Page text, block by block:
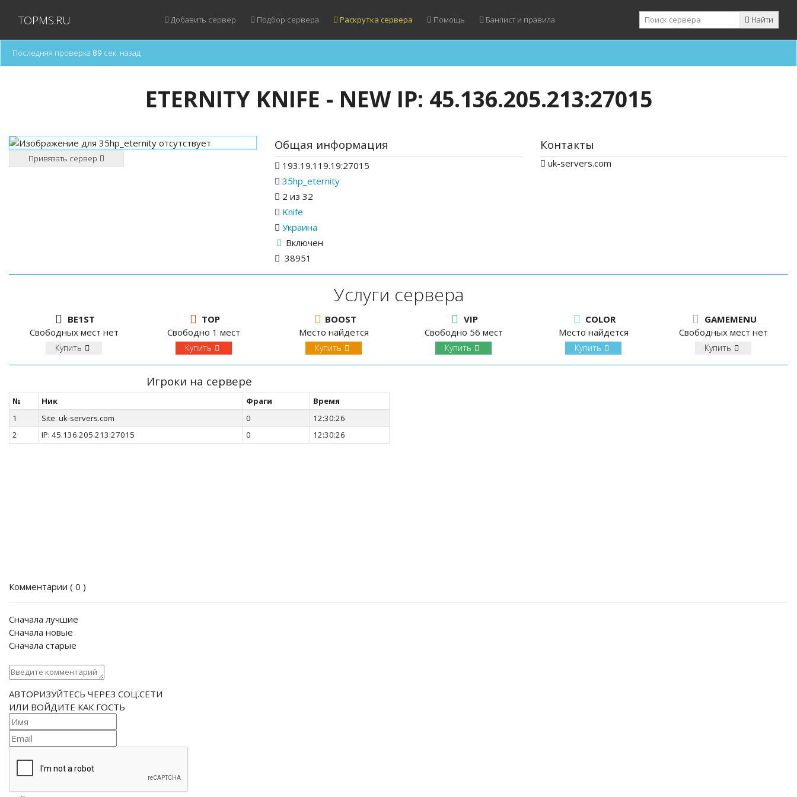
TOPMS.RU Добавить сервер Подбор сервера Раскрутка сервера Помощь Банлист и правила Найти
Последняя проверка 89 сек. назад
ETERNITY KNIFE - NEW IP: 45.136.205.213:27015
Привязать сервер
Общая информация
193.19.119.19:27015
35hp_eternity
2 из 32
Knife
Украина
Включен
38951
Контакты
uk-servers.com
Услуги сервера
BE1ST
Свободных мест нет
Купить
TOP
Свободно 1 мест
Купить
BOOST
Место найдется
Купить
VIP
Свободно 56 мест
Купить
COLOR
Место найдется
Купить
GAMEMENU
Свободных мест нет
Купить
Игроки на сервере
№ Ник Фраги
Время
1
Site: uk-servers.com 0
12:30:26
2
IP: 45.136.205.213:27015 0 12:30:26
Комментарии ( 0 )
Сначала лучшие
Сначала новые
Сначала старые
АВТОРИЗУЙТЕСЬ ЧЕРЕЗ СОЦ.СЕТИ
ИЛИ ВОЙДИТЕ КАК ГОСТЬ